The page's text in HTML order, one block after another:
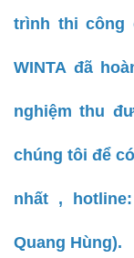
trình thi công
WINTA đã
nghiệm thu
chúng tôi để
nhất , hotline:
Quang Hùng).